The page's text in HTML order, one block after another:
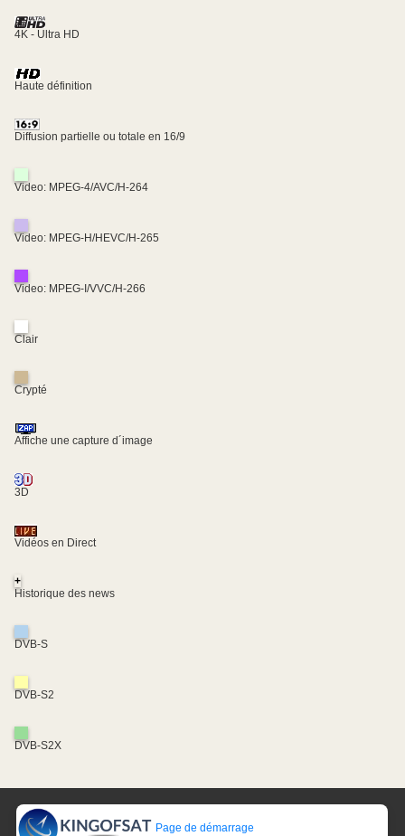
4K - Ultra HD
Haute définition
Diffusion partielle ou totale en 16/9
Video: MPEG-4/AVC/H-264
Video: MPEG-H/HEVC/H-265
Video: MPEG-I/VVC/H-266
Clair
Crypté
Affiche une capture d´image
3D
Vidéos en Direct
+
Historique des news
DVB-S
DVB-S2
DVB-S2X
Page de démarrage